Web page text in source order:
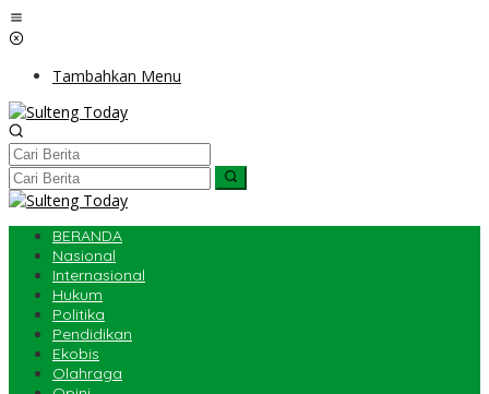
Lewati
ke
Tambahkan Menu
BERANDA
Nasional
Internasional
Hukum
Politika
Pendidikan
Ekobis
Olahraga